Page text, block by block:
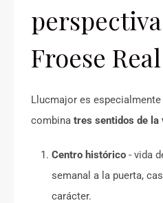
Froese
Llucmajor es
combina tres sentidos de la
Centro histórico - vida
semanal a la puerta,
carácter.